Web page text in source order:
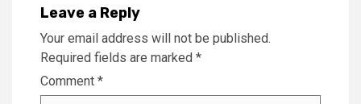
Leave a Reply
Your email address will not be published.
Required fields are marked *
Comment *